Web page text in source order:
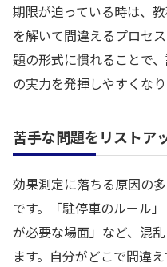
期限が迫っている時は、
を解いて間違えるプロセ
題の形式に慣れることで
の実力を発揮しやすくなり
苦手な問題をリストア
効果測定に落ちる原因の
です。「駐停車のルール
が必要な場面」など、混
ます。自分がどこで間違